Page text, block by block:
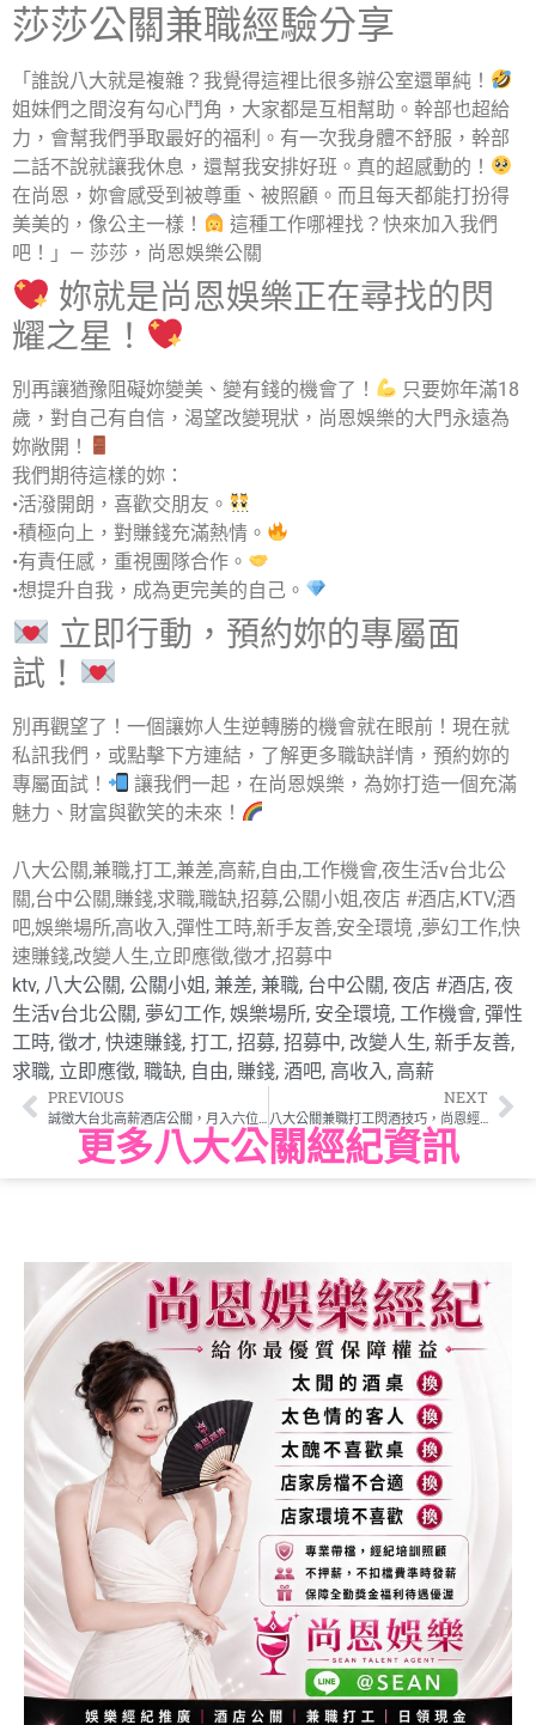
莎莎公關兼職經驗分享
「誰說八大就是複雜？我覺得這裡比很多辦公室還單純！
姐妹們之間沒有勾心鬥角，大家都是互相幫助。幹部也超給
力，會幫我們爭取最好的福利。有一次我身體不舒服，幹部
二話不說就讓我休息，還幫我安排好班。真的超感動的！
在尚恩，妳會感受到被尊重、被照顧。而且每天都能打扮得
美美的，像公主一樣！
這種工作哪裡找？快來加入我們
吧！」— 莎莎，尚恩娛樂公關
妳就是尚恩娛樂正在尋找的閃
耀之星！
別再讓猶豫阻礙妳變美、變有錢的機會了！
只要妳年滿18
歲，對自己有自信，渴望改變現狀，尚恩娛樂的大門永遠為
妳敞開！
我們期待這樣的妳：
•活潑開朗，喜歡交朋友。
•積極向上，對賺錢充滿熱情。
•有責任感，重視團隊合作。
•想提升自我，成為更完美的自己。
立即行動，預約妳的專屬面
試！
別再觀望了！一個讓妳人生逆轉勝的機會就在眼前！現在就
私訊我們，或點擊下方連結，了解更多職缺詳情，預約妳的
專屬面試！
讓我們一起，在尚恩娛樂，為妳打造一個充滿
魅力、財富與歡笑的未來！
八大公關,兼職,打工,兼差,高薪,自由,工作機會,夜生活v台北公
關,台中公關,賺錢,求職,職缺,招募,公關小姐,夜店 #酒店,KTV,酒
吧,娛樂場所,高收入,彈性工時,新手友善,安全環境 ,夢幻工作,快
速賺錢,改變人生,立即應徵,徵才,招募中
ktv, 八大公關, 公關小姐 , 兼差, 兼職, 台中公關, 夜店 #酒店, 夜
生活v台北公關, 夢幻工作, 娛樂場所, 安全環境, 工作機會, 彈性
工時, 徵才, 快速賺錢, 打工, 招募, 招募中, 改變人生, 新手友善,
求職, 立即應徵, 職缺, 自由, 賺錢, 酒吧, 高收入 , 高薪
PREVIOUS NEXT
八大公關兼職打工閃酒技巧，尚恩經紀最強後盾
更多八大公關經紀資訊